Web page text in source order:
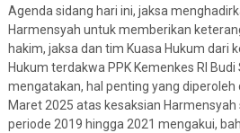
Agenda sidang hari ini, jaksa
Harmensyah untuk memberikan
hakim, jaksa dan tim Kuasa Hukum dari
Hukum terdakwa PPK Kemenkes RI Budi
mengatakan, hal penting yang diperoleh
Maret 2025 atas kesaksian Harmensyah
periode 2019 hingga 2021 mengakui,